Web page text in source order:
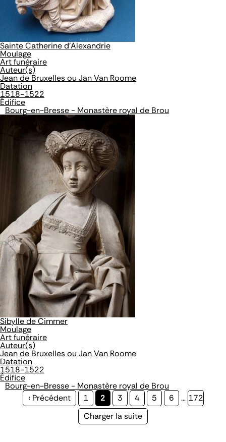
Sainte Catherine d'Alexandrie
Moulage
Art funéraire
Auteur(s)
Jean de Bruxelles ou Jan Van Roome
Datation
1518-1522
Édifice
Bourg-en-Bresse - Monastère royal de Brou
Sibylle de Cimmer
Moulage
Art funéraire
Auteur(s)
Jean de Bruxelles ou Jan Van Roome
Datation
1518-1522
Édifice
Bourg-en-Bresse - Monastère royal de Brou
Page
‹ Précédent Page
1
Page
courante
2 Page
3 Page
4 Page
5 Page
6 … Page
172
Page
Charger la suite